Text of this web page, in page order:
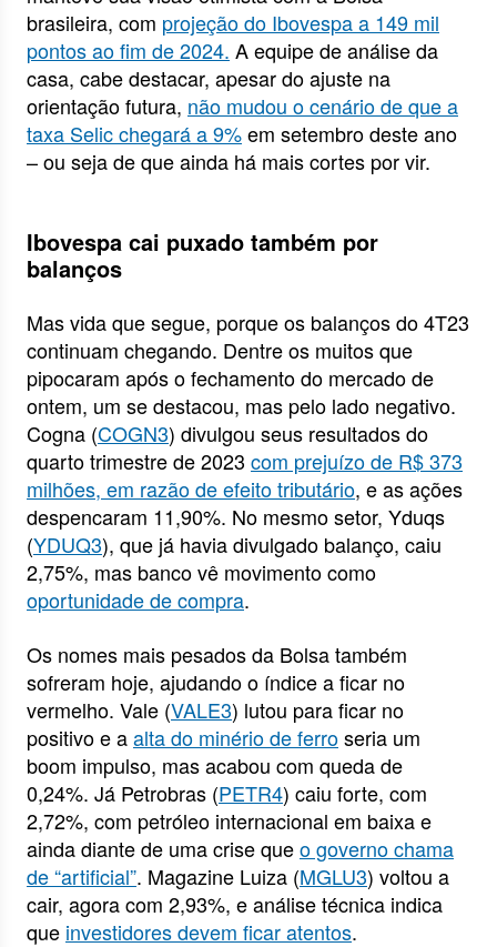
brasileira, com projeção do Ibovespa a 149 mil
pontos ao fim de 2024. A equipe de análise da
casa, cabe destacar, apesar do ajuste na
orientação futura, não mudou o cenário de que a
taxa Selic chegará a 9%em setembro deste ano
– ou seja de que ainda há mais cortes por vir.
Ibovespa cai puxado também por
balanços
Mas vida que segue, porque os balanços do 4T23
continuam chegando. Dentre os muitos que
pipocaram após o fechamento do mercado de
ontem, um se destacou, mas pelo lado negativo.
Cogna (COGN3) divulgou seus resultados do
quarto trimestre de 2023 com prejuízo de R$ 373
milhões, em razão de efeito tributário, e as ações
despencaram 11,90%. No mesmo setor, Yduqs
(YDUQ3), que já havia divulgado balanço, caiu
2,75%, mas banco vê movimento como
oportunidade de compra.
Os nomes mais pesados da Bolsa também
sofreram hoje, ajudando o índice a ficar no
vermelho. Vale (VALE3) lutou para ficar no
positivo e aalta do minério de ferroseria um
boom impulso, mas acabou com queda de
0,24%. Já Petrobras (PETR4) caiu forte, com
2,72%, com petróleo internacional em baixa e
ainda diante de uma crise queo governo chama
de “artificial”. Magazine Luiza (MGLU3) voltou a
cair, agora com 2,93%, e análise técnica indica
que investidores devem ficar atentos.